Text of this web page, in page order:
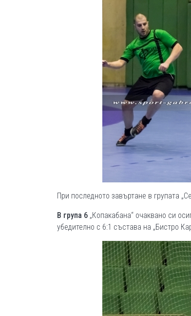
При последното завъртане в групата
В група 6 „Копакабана“ очаквано си
убедително с 6:1 състава на „Бистро